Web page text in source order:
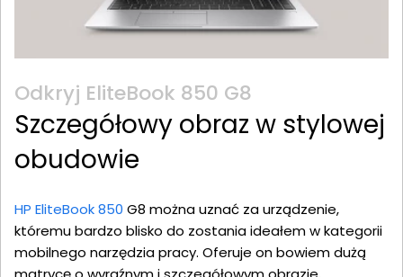
Odkryj EliteBook 850 G8
Szczegółowy obraz w stylowej
obudowie
HP EliteBook 850 G8 można uznać za urządzenie,
któremu bardzo blisko do zostania ideałem w kategorii
mobilnego narzędzia pracy. Oferuje on bowiem dużą